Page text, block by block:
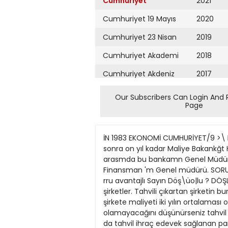
Cumhuriyet 19 Mayıs
Cumhuriyet 23 Nisan
Cumhuriyet Akademi
Cumhuriyet Akdeniz
Cumhuriyet Alışveriş
Cumhuriyet Ankara
Cumhuriyet Büyük
Taaruz
Cumhuriyet
Cumartesi
Cumhuriyet Çevre
2020
2019
2018
2017
2016
2015
2013
2012
2011
2010
2009
Our Subscribers Can Login And
Page
İN 1983 EKONOMİ CUMHURİYET/9 >\ NOMIDE DIYÂLOG ZEKİ DÖŞLÜOĞLU, 1933'de doğdu. Ankara Siyasal BOgtter Fakültesi'ni bitirdikten sonra on yıl kadar Maliye Bakankğt Hesap Uzmanı olarak çahştı. Daha sonra Dtvlet Yatınm Bankası'na geçen Döşlüoğlu 197178 yılları arasmda bu bankamn Genel Müdür Yardımcüığım yaptı. 1978'de kuruluşundan beri, 13 bankamn pay sahibi bulunduğu Yatınm Finansman 'm Genel müdürü. SORU Tahvil çıkartarak finansman kaynağı sağlamak şirketler açısından banka kredisi kullanmaktan daha rru avantajlı Sayın Döş\üo|lu ? DÖŞLÜOĞLU Yeni şartlara göre, yani son faiz indiriminden sonra en fazla ^o 48 faizli tahvil çıkartabilir şirketler. Tahvili çıkartan şirketin bunun 1000 hralığını 900 Hradan sattığmı hesaplar ve buna diğer zorunlu giderleri de katarsanız bunun şirkete maliyeti iki yılın ortalaması olarak "» 57.5 dolayına geliyor. Bugun en ucuz banka kredisinin kullanana maliyetinin% 65'den aşağı olamayacağını düşünürseniz tahvil çıkartarak finansman sağlamanın şirketler için avantajı daha iyi anlaşılıyor. Aynca bir diğer avantaj da tahvil ihraç edevek sağlanan parayı şirketin iki yıl süreyle kullanma olanağını bulması. SORU Başka bir sonıya geçmeden bu o 48 azarai faiz rakaını nasıl bulunuyor, onu sorabilir miyim ? DOŞLL'OĞLU özel sektör tahvillerinde azami faiz, o anda geçerli en yuksek banka faizinin en fazla < 20 üstüne çıkabiliyor. % Banka faizlerinin tavanı da son kararla "Io 40 olarak belirlendiğine göre azami tahvil faizi bunun % 20 fazlası, yani % 48 olabiliyor. SORU Şimdi bu durumda parasını tahvile yatırarak degerkndirmek isteyen tasarruf sahibinin sağlayacağı gelir açısından durum ne oluyor ? Parasını ozel sektör tahviline yatıran tasarruf sahibi ne kadar net gelir saglamış olacak ? r Geçen Hafta Altın fiyatlarındald ani yükselişin hızı hafta sonunda kesildi Turkiye'de altın fiyatları geçtiğimiz hafta, içinde ani bir tır manma gösterdi. Ancak hafta sonunda fiyatlar yeniden duşrae eğilimine girdi. Banka faizlerindeki düşüşu izleyen gunlerde hafif bir yukseliş kaydeden altın fiyatları hafta başında ok gibi fırladı. Cumhuriyet Altını iki günde 1400 lira, külçe altın da 150 lira değer kazandı .Bununla birlikte çarşamba günunCumhuriyet Reşat 24 Ayar Ons ($) den itibaren altın fiyatlannın düşmeye başladığı dikkati çekti. Son iki aünde Cumhuriyet altını 800 kulçe altın da 95 lira değer yitirdi. Dünyada altın fiyatları Türkiye'dekinin tersi bir eğilim gösterdi. Hafta başında 418 dolardan 413 dolara gerileyen fiyatlar daha sonra 422 dolara kadar yükseldi. Altın fiyatlarında geçen haftanın görunümü şöyleydi: 24 HAZİRAN 25.40025.500